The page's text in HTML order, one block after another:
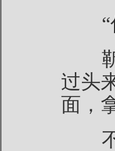
“你
靳
过头
面，
不